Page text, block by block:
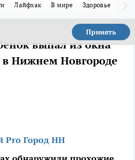
Лайфхак В мире Здоровье
Принять
выпал из окна
Нижнем Новгороде
Pro Город НН